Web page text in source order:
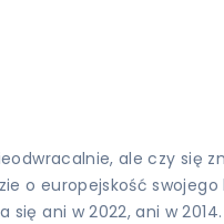
ale czy się
o europejskość swojego
ani w 2022, ani w